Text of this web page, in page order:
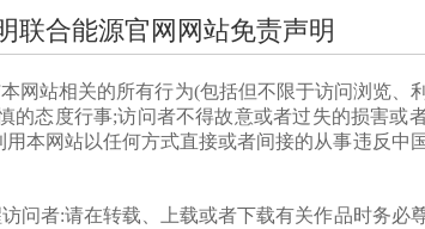
联合能源官网网站免责声明
网站相关的所有行为(包括但不限于访问浏览、
的态度行事;访问者不得故意或者过失的损害或
本网站以任何方式直接或者间接的从事违反中
问者:请在转载、上载或者下载有关作品时务必